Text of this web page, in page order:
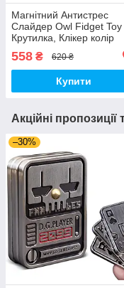
Магнітний Антистрес
Слайдер Owl Fidget Toy
Крутилка, Клікер колір
Чорний (01515)
558 ₴ 620 ₴
Купити
Акційні пропозиції
–30%